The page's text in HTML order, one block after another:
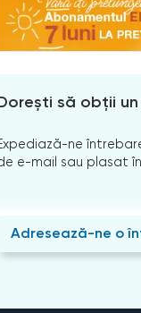
să obții
ne
e-mail sau plasat
Adresează-ne o